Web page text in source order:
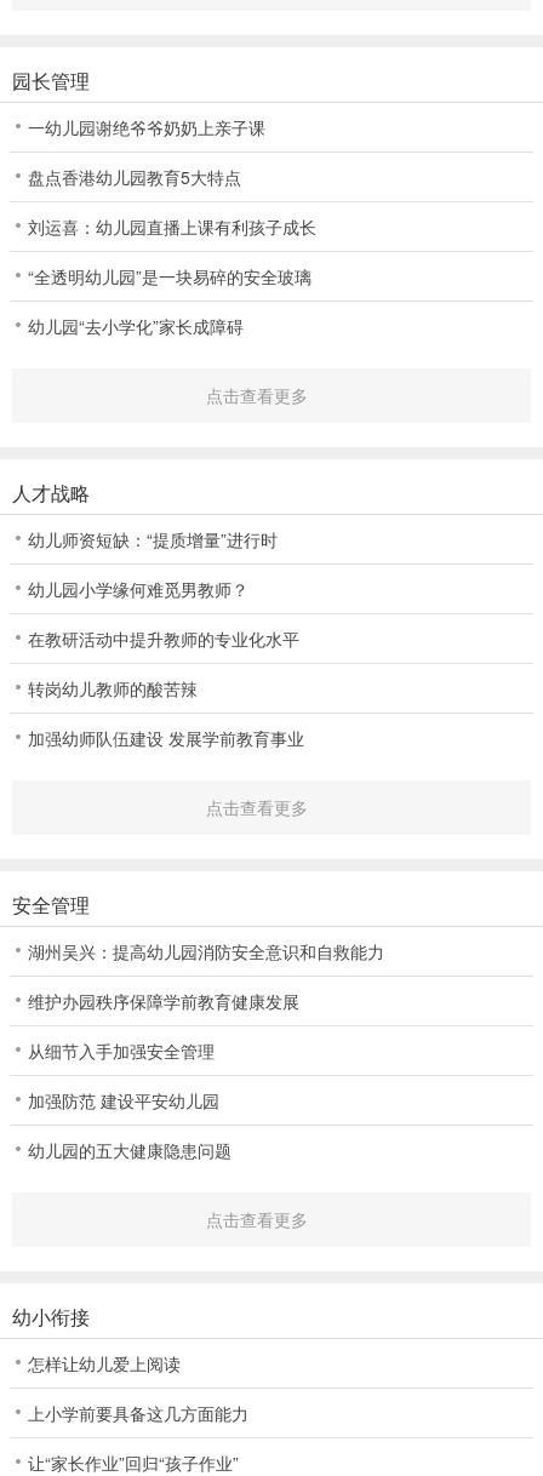
园长管理
一幼儿园谢绝爷爷奶奶上亲子课
盘点香港幼儿园教育5大特点
刘运喜：幼儿园直播上课有利孩子成长
“全透明幼儿园”是一块易碎的安全玻璃
幼儿园“去小学化”家长成障碍
点击查看更多
人才战略
幼儿师资短缺：“提质增量”进行时
幼儿园小学缘何难觅男教师？
在教研活动中提升教师的专业化水平
转岗幼儿教师的酸苦辣
加强幼师队伍建设 发展学前教育事业
点击查看更多
安全管理
湖州吴兴：提高幼儿园消防安全意识和自救能力
维护办园秩序保障学前教育健康发展
从细节入手加强安全管理
加强防范 建设平安幼儿园
幼儿园的五大健康隐患问题
点击查看更多
幼小衔接
怎样让幼儿爱上阅读
上小学前要具备这几方面能力
让“家长作业”回归“孩子作业”